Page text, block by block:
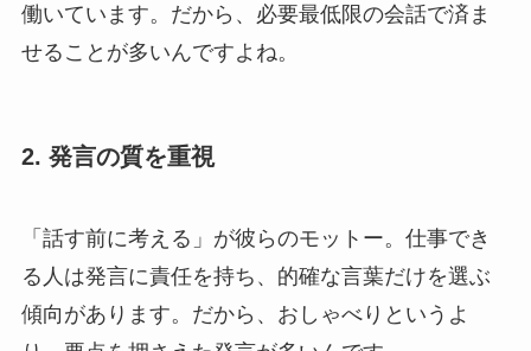
働いています。だから、必要最低限の会話で済ま
せることが多いんですよね。
2. 発言の質を重視
「話す前に考える」が彼らのモットー。仕事でき
る人は発言に責任を持ち、的確な言葉だけを選ぶ
傾向があります。だから、おしゃべりというよ